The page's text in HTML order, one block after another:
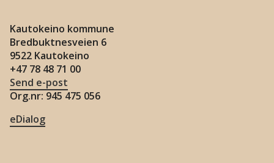
Kautokeino kommune
Bredbuktnesveien 6
9522 Kautokeino
+47 78 48 71 00
Send e-post
Org.nr: 945 475 056
eDialog